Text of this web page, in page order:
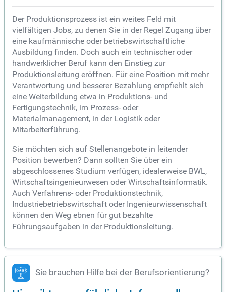
Der Produktionsprozess ist ein weites Feld mit
vielfältigen Jobs, zu denen Sie in der Regel Zugang über
eine kaufmännische oder betriebswirtschaftliche
Ausbildung finden. Doch auch ein technischer oder
handwerklicher Beruf kann den Einstieg zur
Produktionsleitung eröffnen. Für eine Position mit mehr
Verantwortung und besserer Bezahlung empfiehlt sich
eine Weiterbildung etwa in Produktions- und
Fertigungstechnik, im Prozess- oder
Materialmanagement, in der Logistik oder
Mitarbeiterführung.
Sie möchten sich auf Stellenangebote in leitender
Position bewerben? Dann sollten Sie über ein
abgeschlossenes Studium verfügen, idealerweise BWL,
Wirtschaftsingenieurwesen oder Wirtschaftsinformatik.
Auch Verfahrens- oder Produktionstechnik,
Industriebetriebswirtschaft oder Ingenieurwissenschaft
können den Weg ebnen für gut bezahlte
Führungsaufgaben in der Produktionsleitung.
Sie brauchen Hilfe bei der Berufsorientierung?